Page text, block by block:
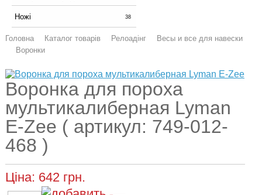
Ножі 38
Головна Каталог товарів Релоадінг
Весы и все для навески
Воронки
Воронка для пороха
мультикалиберная Lyman
E-Zee ( артикул: 749-012-
468 )
Ціна: 642 грн.